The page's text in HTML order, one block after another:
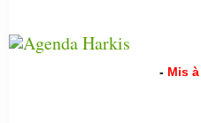
- Mis